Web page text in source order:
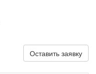
Оставить заявку